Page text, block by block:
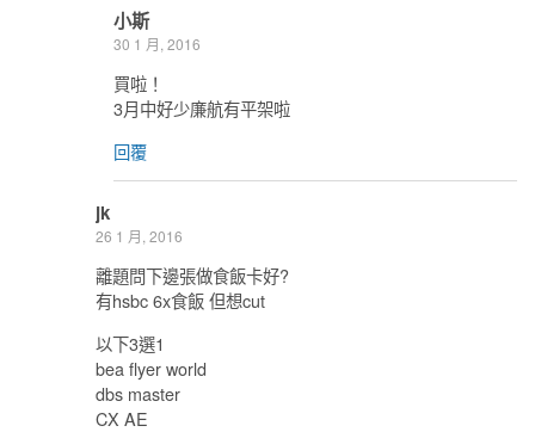
小斯
30 1 月, 2016
買啦！
3月中好少廉航有平架啦
回覆
jk
26 1 月, 2016
離題問下邊張做食飯卡好?
有hsbc 6x食飯 但想cut
以下3選1
bea flyer world
dbs master
CX AE